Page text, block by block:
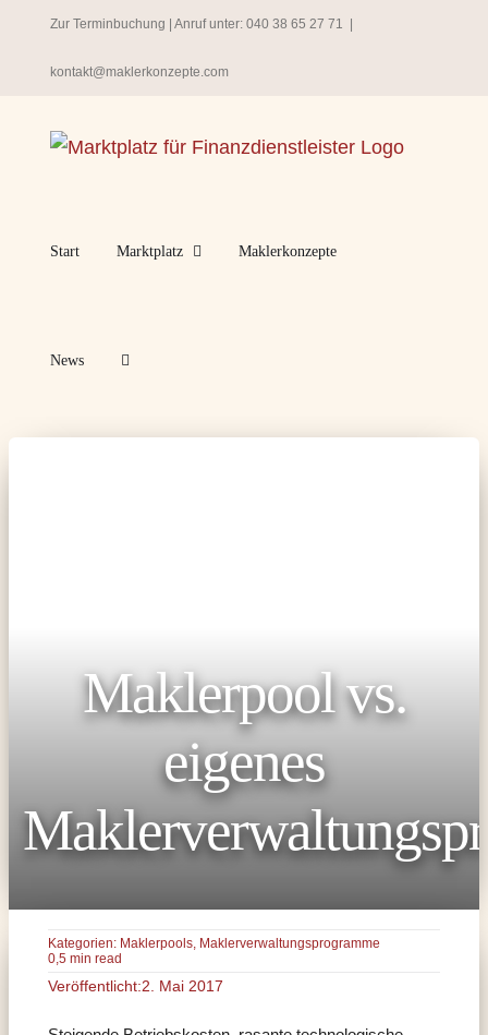
springen
Zur Terminbuchung | Anruf unter: 040 38 65 27 71
kontakt@maklerkonzepte.com
Start Marktplatz Maklerkonzepte
News
Maklerpool vs.
eigenes
Kategorien: Maklerpools, Maklerverwaltungsprogramme
0,5 min read
Veröffentlicht:2. Mai 2017